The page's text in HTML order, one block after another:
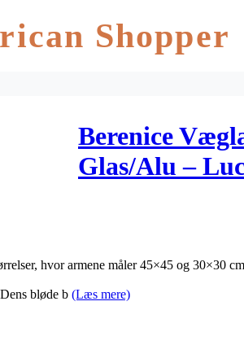
Shopper
Berenice
Glas/Alu –
hvor armene måler 45×45 og 30×30
bløde b (Læs mere)